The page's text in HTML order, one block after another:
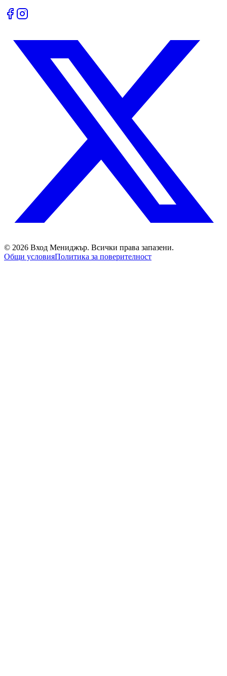
© 2026 Вход Мениджър. Всички права запазени.
Общи условияПолитика за поверителност